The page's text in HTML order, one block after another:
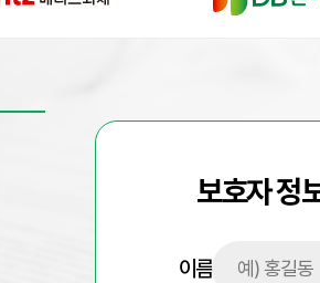
보호자 정
이름